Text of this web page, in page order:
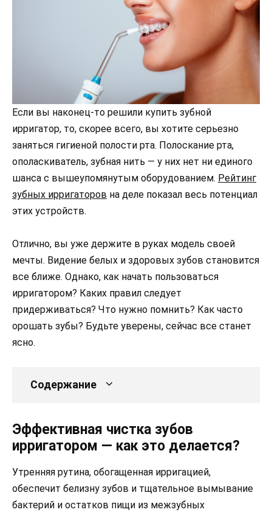
Если вы наконец-то решили купить зубной
ирригатор, то, скорее всего, вы хотите серьезно
заняться гигиеной полости рта. Полоскание рта,
ополаскиватель, зубная нить — у них нет ни единого
шанса с вышеупомянутым оборудованием. Рейтинг
зубных ирригаторов на деле показал весь потенциал
этих устройств.
Отлично, вы уже держите в руках модель своей
мечты. Видение белых и здоровых зубов становится
все ближе. Однако, как начать пользоваться
ирригатором? Каких правил следует
придерживаться? Что нужно помнить? Как часто
орошать зубы? Будьте уверены, сейчас все станет
ясно.
Содержание
Эффективная чистка зубов
ирригатором — как это делается?
Утренняя рутина, обогащенная ирригацией,
обеспечит белизну зубов и тщательное вымывание
бактерий и остатков пищи из межзубных